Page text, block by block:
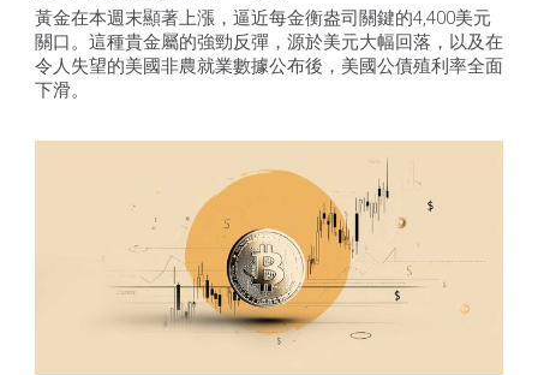
黃金在本週末顯著上漲，逼近每金衡盎司關鍵的4,400美元
關口。這種貴金屬的強勁反彈，源於美元大幅回落，以及在
令人失望的美國非農就業數據公布後，美國公債殖利率全面
下滑。